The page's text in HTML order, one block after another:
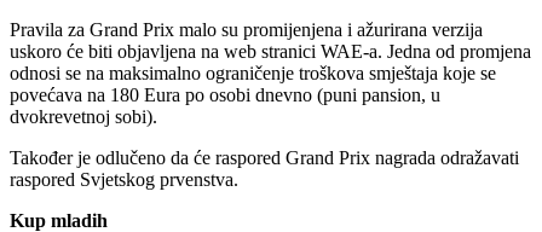
Pravila za Grand Prix malo su promijenjena i ažurirana verzija
uskoro će biti objavljena na web stranici WAE-a. Jedna od promjena
odnosi se na maksimalno ograničenje troškova smještaja koje se
povećava na 180 Eura po osobi dnevno (puni pansion, u
dvokrevetnoj sobi).
Također je odlučeno da će raspored Grand Prix nagrada odražavati
raspored Svjetskog prvenstva.
Kup mladih